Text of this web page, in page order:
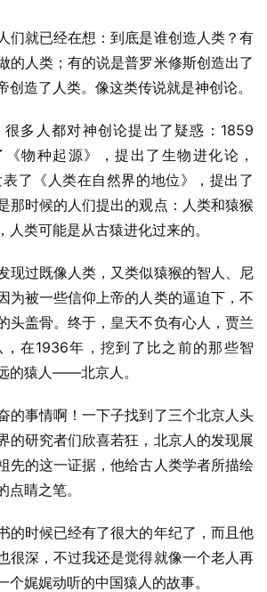
们就已经在想：到底是谁创造人类？有
的人类；有的说是普罗米修斯创造出了
创造了人类。像这类传说就是神创论。
多人都对神创论提出了疑惑：1859
物种起源》，提出了生物进化论，
了《人类在自然界的地位》，提出了
那时候的人们提出的观点：人类和猿猴
人类可能是从古猿进化过来的。
现过既像人类，又类似猿猴的智人、尼
为被一些信仰上帝的人类的逼迫下，不
头盖骨。终于，皇天不负有心人，贾兰
在1936年，挖到了比之前的那些智
的猿人——北京人。
的事情啊！一下子找到了三个北京人头
的研究者们欣喜若狂，北京人的发现展
先的这一证据，他给古人类学者所描绘
点睛之笔。
的时候已经有了很大的年纪了，而且他
很深，不过我还是觉得就像一个老人再
个娓娓动听的中国猿人的故事。